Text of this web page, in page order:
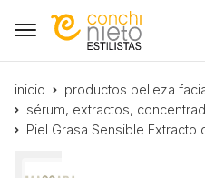
inicio
productos belleza
sérum, extractos,
Piel Grasa Sensible Extracto